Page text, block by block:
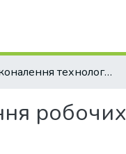
Удосконалення технологічного процесу відновлення робочих поверхонь з’єднань вальниць
робочих